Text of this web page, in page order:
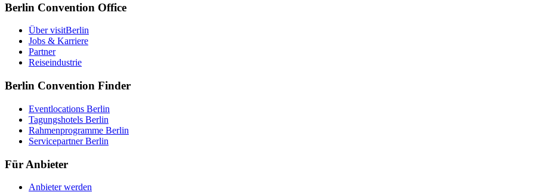
Berlin Convention Office
Über visitBerlin
Jobs & Karriere
Partner
Reiseindustrie
Berlin Convention Finder
Eventlocations Berlin
Tagungshotels Berlin
Rahmenprogramme Berlin
Servicepartner Berlin
Für Anbieter
Anbieter werden